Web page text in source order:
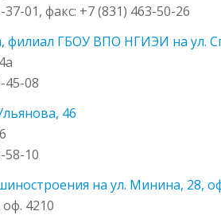
01, факс: +7 (831) 463-50-26
филиал ГБОУ ВПО НГИЭИ на ул.
45-08
46
58-10
на ул. Минина, 28,
4210